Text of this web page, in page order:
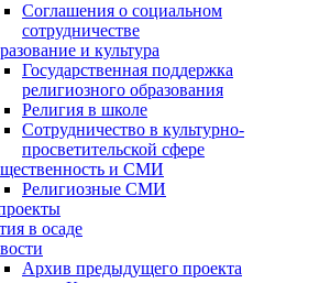
Соглашения о социальном
сотрудничестве
и культура
Государственная поддержка
религиозного образования
Религия в школе
Сотрудничество в культурно-
просветительской сфере
и СМИ
Религиозные СМИ
в осаде
Архив предыдущего проекта